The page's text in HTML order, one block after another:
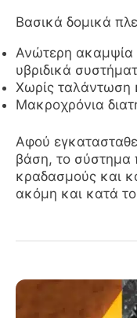
Βασικά δομικά
Ανώτερη ακαμψία
υβριδικά
Χωρίς ταλάντωση
Μακροχρόνια
Αφού
βάση, το σύστημα
κραδασμούς και
ακόμη και κατά